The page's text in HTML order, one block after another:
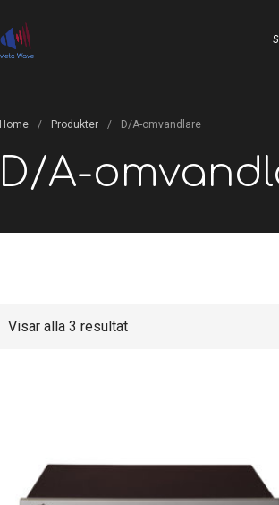
Home / Produkter / D/A-omvandlare
D/A-
Visar alla 3 resultat